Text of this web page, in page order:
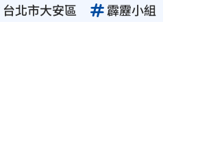
台北市大安區 霹靂小組